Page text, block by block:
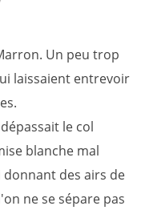
Un peu trop
laissaient entrevoir
le col
blanche mal
donnant des airs de
ne se sépare pas